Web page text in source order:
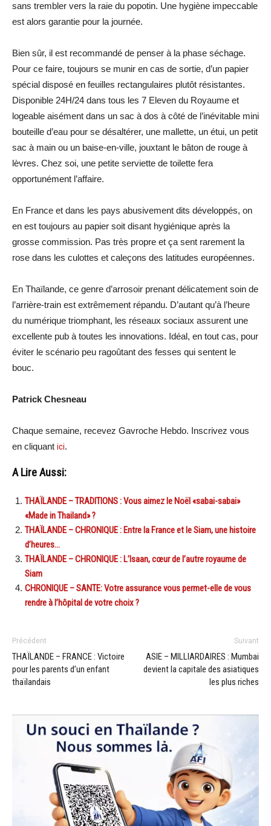
sans trembler vers la raie du popotin. Une hygiène impeccable
est alors garantie pour la journée.
Bien sûr, il est recommandé de penser à la phase séchage.
Pour ce faire, toujours se munir en cas de sortie, d’un papier
spécial disposé en feuilles rectangulaires plutôt résistantes.
Disponible 24H/24 dans tous les 7 Eleven du Royaume et
logeable aisément dans un sac à dos à côté de l’inévitable mini
bouteille d’eau pour se désaltérer, une mallette, un étui, un petit
sac à main ou un baise-en-ville, jouxtant le bâton de rouge à
lèvres. Chez soi, une petite serviette de toilette fera
opportunément l’affaire.
En France et dans les pays abusivement dits développés, on
en est toujours au papier soit disant hygiénique après la
grosse commission. Pas très propre et ça sent rarement la
rose dans les culottes et caleçons des latitudes européennes.
En Thaïlande, ce genre d’arrosoir prenant délicatement soin de
l’arrière-train est extrêmement répandu. D’autant qu’à l’heure
du numérique triomphant, les réseaux sociaux assurent une
excellente pub à toutes les innovations. Idéal, en tout cas, pour
éviter le scénario peu ragoûtant des fesses qui sentent le
bouc.
Patrick Chesneau
Chaque semaine, recevez Gavroche Hebdo. Inscrivez vous
en cliquant ici.
A Lire Aussi:
THAÏLANDE – TRADITIONS : Vous aimez le Noël «sabai-sabai»
«Made in Thailand» ?
THAÏLANDE – CHRONIQUE : Entre la France et le Siam, une histoire
d’heures…
THAÏLANDE – CHRONIQUE : L’Isaan, cœur de l’autre royaume de
Siam
CHRONIQUE – SANTE: Votre assurance vous permet-elle de vous
rendre à l’hôpital de votre choix ?
Précédent
THAÏLANDE – FRANCE : Victoire
pour les parents d’un enfant
thaïlandais
Suivant
ASIE – MILLIARDAIRES : Mumbai
devient la capitale des asiatiques
les plus riches